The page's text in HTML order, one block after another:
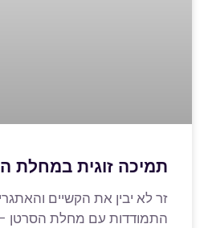
תמיכה זוגית במחלת
זר לא יבין את הקשיים
התמודדות עם מחלת הסרטן –